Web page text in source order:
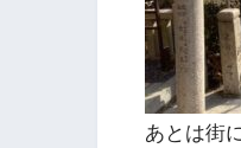
あとは街